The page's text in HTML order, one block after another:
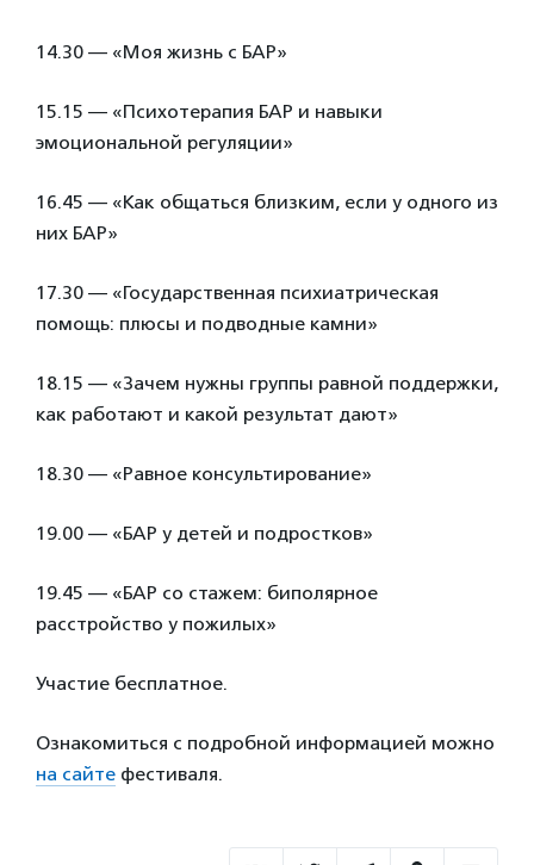
14.30 — «Моя жизнь с БАР»
15.15 — «Психотерапия БАР и навыки
эмоциональной регуляции»
16.45 — «Как общаться близким, если у одного из
них БАР»
17.30 — «Государственная психиатрическая
помощь: плюсы и подводные камни»
18.15 — «Зачем нужны группы равной поддержки,
как работают и какой результат дают»
18.30 — «Равное консультирование»
19.00 — «БАР у детей и подростков»
19.45 — «БАР со стажем: биполярное
расстройство у пожилых»
Участие бесплатное.
Ознакомиться с подробной информацией можно
на сайте фестиваля.